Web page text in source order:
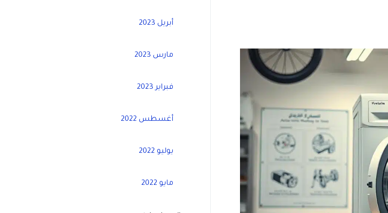
أبريل 2023
مارس 2023
فبراير 2023
أغسطس 2022
يوليو 2022
مايو 2022